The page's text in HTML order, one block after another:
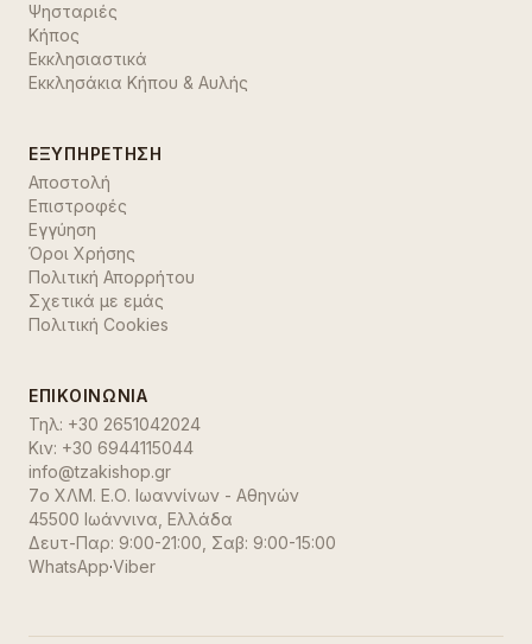
Ψησταριές
Κήπος
Εκκλησιαστικά
Εκκλησάκια Κήπου & Αυλής
ΕΞΥΠΗΡΈΤΗΣΗ
Αποστολή
Επιστροφές
Εγγύηση
Όροι Χρήσης
Πολιτική Απορρήτου
Σχετικά με εμάς
Πολιτική Cookies
ΕΠΙΚΟΙΝΩΝΊΑ
Τηλ: +30 2651042024
Κιν: +30 6944115044
info@tzakishop.gr
7ο ΧΛΜ. Ε.Ο. Ιωαννίνων - Αθηνών
45500 Ιωάννινα Ελλάδα
Δευτ-Παρ: 9:00-21:00, Σαβ: 9:00-15:00
WhatsApp·Viber